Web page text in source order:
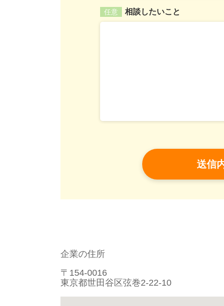
任意 相談したいこと
企業の住所
〒154-0016
東京都世田谷区弦巻2-22-10